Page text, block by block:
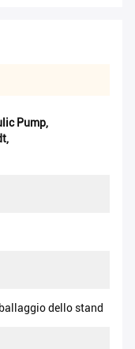
Pump,
,
dello stand